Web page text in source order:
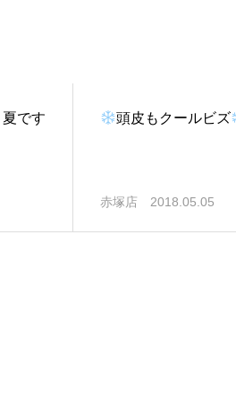
です 頭皮もクールビズ
赤塚店 2018.05.05